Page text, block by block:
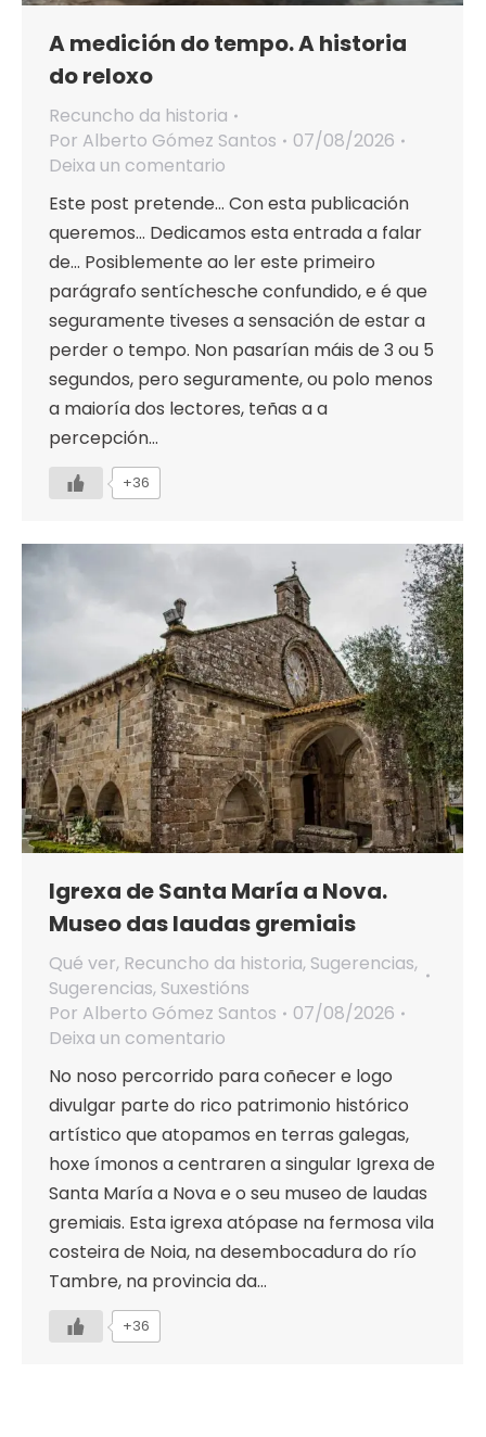
A medición do tempo. A historia
do reloxo
Recuncho da historia
Por Alberto Gómez Santos
07/08/2026
Deixa un comentario
Este post pretende… Con esta publicación
queremos… Dedicamos esta entrada a falar
de… Posiblemente ao ler este primeiro
parágrafo sentíchesche confundido, e é que
seguramente tiveses a sensación de estar a
perder o tempo. Non pasarían máis de 3 ou 5
segundos, pero seguramente, ou polo menos
a maioría dos lectores, teñas a a
percepción…
+36
Igrexa de Santa María a Nova.
Museo das laudas gremiais
Qué ver, Recuncho da historia, Sugerencias,
Sugerencias, Suxestións
Por Alberto Gómez Santos
07/08/2026
Deixa un comentario
No noso percorrido para coñecer e logo
divulgar parte do rico patrimonio histórico
artístico que atopamos en terras galegas,
hoxe ímonos a centraren a singular Igrexa de
Santa María a Nova e o seu museo de laudas
gremiais. Esta igrexa atópase na fermosa vila
costeira de Noia, na desembocadura do río
Tambre, na provincia da…
+36